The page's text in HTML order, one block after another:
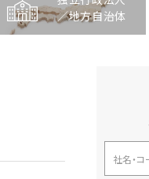
／地方自治体